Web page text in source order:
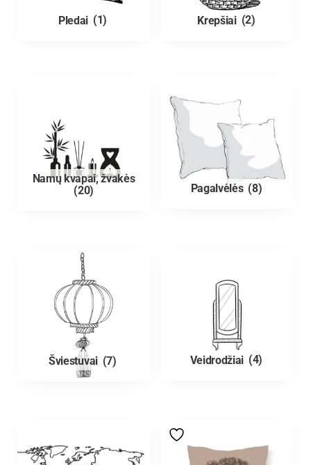
Pledai (1) Krepšiai (2)
Namų kvapai, žvakės
(20)
Pagalvėlės (8)
Šviestuvai (7) Veidrodžiai (4)